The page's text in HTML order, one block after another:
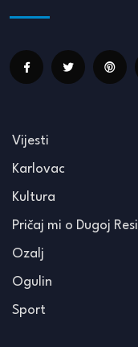
Vijesti
Karlovac
Kultura
Pričaj mi o Dugoj Resi
Ozalj
Ogulin
Sport